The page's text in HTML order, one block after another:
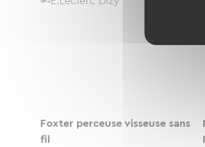
Foxter perceuse visseuse sans
fil